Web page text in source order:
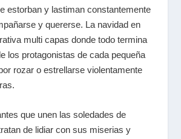
estorban y lastiman constantemente
y quererse. La navidad en
multi capas donde todo termina
los protagonistas de cada pequeña
rozar o estrellarse violentamente
que unen las soledades de
de lidiar con sus miserias y